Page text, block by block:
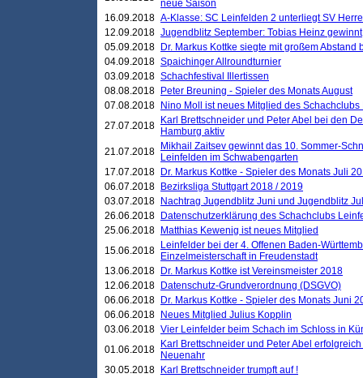
neue Saison
16.09.2018 A-Klasse: SC Leinfelden 2 unterliegt SV
12.09.2018 Jugendblitz September: Tobias Heinz gewinnt
05.09.2018
Dr. Markus Kottke siegte mit großem
04.09.2018 Spaichinger Allroundturnier
03.09.2018 Schachfestival Illertissen
08.08.2018
Peter Breuning - Spieler des Monats August
07.08.2018
Nino Moll ist neues Mitglied des
27.07.2018
Karl Brettschneider und Peter Abel bei den
Hamburg aktiv
21.07.2018
Mikhail Zaitsev gewinnt das 10. Sommer-
Leinfelden im Schwabengarten
17.07.2018
Dr. Markus Kottke - Spieler des Monats Juli
06.07.2018
Bezirksliga Stuttgart 2018 / 2019
03.07.2018
Nachtrag Jugendblitz Juni und Jugendblitz
26.06.2018
Datenschutzerklärung des Schachclubs
25.06.2018
Matthias Kewenig ist neues Mitglied
15.06.2018
Leinfelder bei der 4. Offenen Baden-
Einzelmeisterschaft in Freudenstadt
13.06.2018
Dr. Markus Kottke ist Vereinsmeister 2018
12.06.2018
Datenschutz-Grundverordnung (DSGVO)
06.06.2018
Dr. Markus Kottke - Spieler des Monats Juni
06.06.2018
Neues Mitglied Julius Kopplin
03.06.2018 Vier Leinfelder beim Schach im Schloss in
01.06.2018
Karl Brettschneider und Peter Abel
Neuenahr
30.05.2018
Karl Brettschneider trumpft auf !